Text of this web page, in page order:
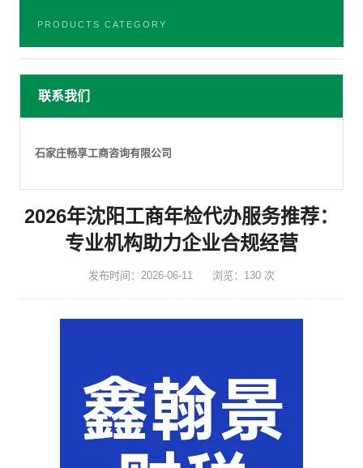
PRODUCTS CATEGORY
联系我们
石家庄畅享工商咨询有限公司
2026年沈阳工商年检代办服务推荐：
专业机构助力企业合规经营
发布时间：2026-06-11 浏览：130 次